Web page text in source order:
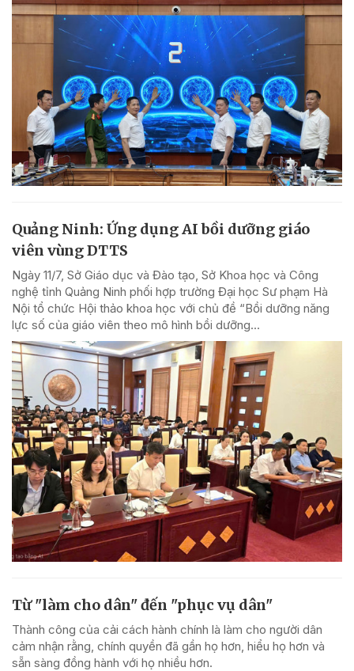
Quảng Ninh: Ứng dụng AI bồi dưỡng giáo
viên vùng DTTS
Ngày 11/7, Sở Giáo dục và Đào tạo, Sở Khoa học và Công
nghệ tỉnh Quảng Ninh phối hợp trường Đại học Sư phạm Hà
Nội tổ chức Hội thảo khoa học với chủ đề “Bồi dưỡng năng
lực số của giáo viên theo mô hình bồi dưỡng...
Từ "làm cho dân" đến "phục vụ dân"
Thành công của cải cách hành chính là làm cho người dân
cảm nhận rằng, chính quyền đã gần họ hơn, hiểu họ hơn và
sẵn sàng đồng hành với họ nhiều hơn.